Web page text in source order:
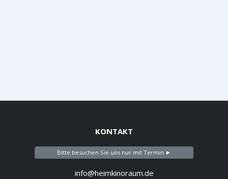
KONTAKT
Bitte besuchen Sie uns nur mit Termin ►
info@heimkinoraum.de